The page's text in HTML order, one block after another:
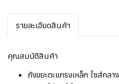
รายละเอียดสินค้า
คุณสมบัติสินค้า
ถังขยะตะแกรงเหล็ก ไซส์กลาง